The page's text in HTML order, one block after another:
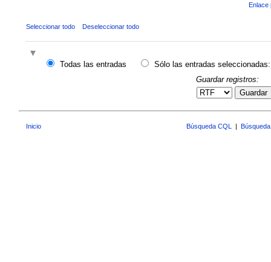
Enlace
Seleccionar todo Deseleccionar todo
Todas las entradas
Sólo las entradas seleccionadas:
Guardar registros:
Guardar
Inicio Búsqueda CQL